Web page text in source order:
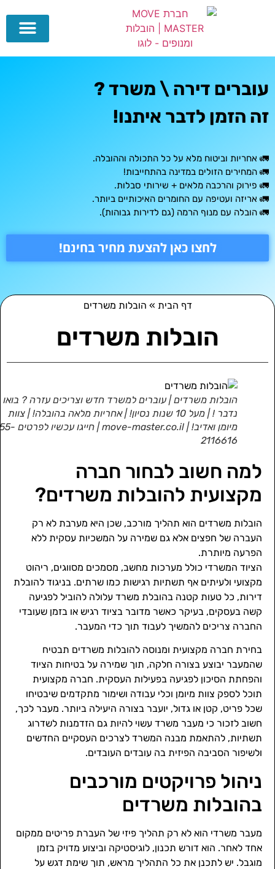
דירה \ משרד ?
הזמן לדבר איתנו!
אחריות וביטוח מלא על כל התכולה וההובלה.
המחירים הזולים במדינה בהתחייבות!
פירוק והרכבה מלאים + שירותי סבלות.
אריזה ועטיפה עם החומרים האיכותיים ביותר.
הובלה עם מנוף הרמה (גם לדירות גבוהות).
לחצו כאן להצעת מחיר בחינם!
דף הבית» הובלות משרדים
הובלות משרדים
הובלות משרדים | עוברים למשרד חדש וצריכים עזרה ? בואו
נדבר ! | מעל 10 שנות נסיון! | אחריות מלאה בהובלה! | צוות
מיומן ואדיב! | move-master.co.il | חייגו עכשיו לפרטים 055-
2116616
למה חשוב לבחור חברה
מקצועית להובלות משרדים?
הובלות משרדים הוא תהליך מורכב, שכן היא מערבת לא רק
העברה של חפצים אלא גם שמירה על המשכיות עסקית ללא
הפרעה מיותרת.
הציוד המשרדי כולל מערכות מחשב, מסמכים מסווגים, ריהוט
מקצועי ולעיתים אף תשתיות רגישות כמו שרתים. בניגוד להובלת
דירות, כל טעות קטנה בהובלת משרד עלולה להוביל לפגיעה
קשה בעסקים, בעיקר כאשר מדובר בציוד רגיש או בזמן שעובדי
החברה צריכים להמשיך לעבוד תוך כדי המעבר.
בחירת חברה מקצועית ומנוסה להובלות משרדים תבטיח
שהמעבר יבוצע בצורה חלקה, תוך שמירה על בטיחות הציוד
והפחתת הסיכון לפגיעה בפעילות העסקית. חברה מקצועית
תוכל לספק צוות מיומן וכלי עבודה ושימור מתקדמים שיבטיחו
שכל פריט, קטן או גדול, יועבר בצורה היעילה ביותר. מעבר לכך,
חשוב לזכור כי מעבר משרד עשוי להיות גם הזדמנות לשדרוג
תשתיות, להתאמת מבנה המשרד לצרכים העסקיים החדשים
ולשיפור הסביבה הפיזית בה עובדים העובדים.
ניהול פרויקטים מורכבים
בהובלות משרדים
מעבר משרדי הוא לא רק תהליך פיזי של העברת פריטים ממקום
אחד לאחר. הוא דורש תכנון, לוגיסטיקה וביצוע מדויק בזמן
מוגבל. יש לתכנן את כל התהליך מראש, תוך שימת דגש על